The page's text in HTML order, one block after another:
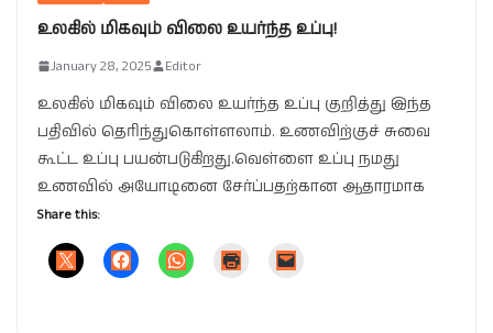
உலகில் மிகவும் விலை உயர்ந்த உப்பு!
January 28, 2025 Editor
உலகில் மிகவும் விலை உயர்ந்த உப்பு குறித்து இந்த
பதிவில் தெரிந்துகொள்ளலாம். உணவிற்குச் சுவை
கூட்ட உப்பு பயன்படுகிறது.வெள்ளை உப்பு நமது
உணவில் அயோடினை சேர்ப்பதற்கான ஆதாரமாக
Share this: